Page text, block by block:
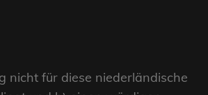
nicht für diese niederländische